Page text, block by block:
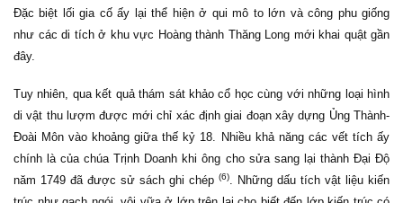
Đặc biệt lối gia cố ấy lại thể hiện ở qui mô to lớn và công phu giống
như các di tích ở khu vực Hoàng thành Thăng Long mới khai quật gần
đây.
Tuy nhiên, qua kết quả thám sát khảo cổ học cùng với những loại hình
di vật thu lượm được mới chỉ xác định giai đoạn xây dựng Ủng Thành-
Đoài Môn vào khoảng giữa thế kỷ 18. Nhiều khả năng các vết tích ấy
chính là của chúa Trịnh Doanh khi ông cho sửa sang lại thành Đại Độ
năm 1749 đã được sử sách ghi chép (6). Những dấu tích vật liệu kiến